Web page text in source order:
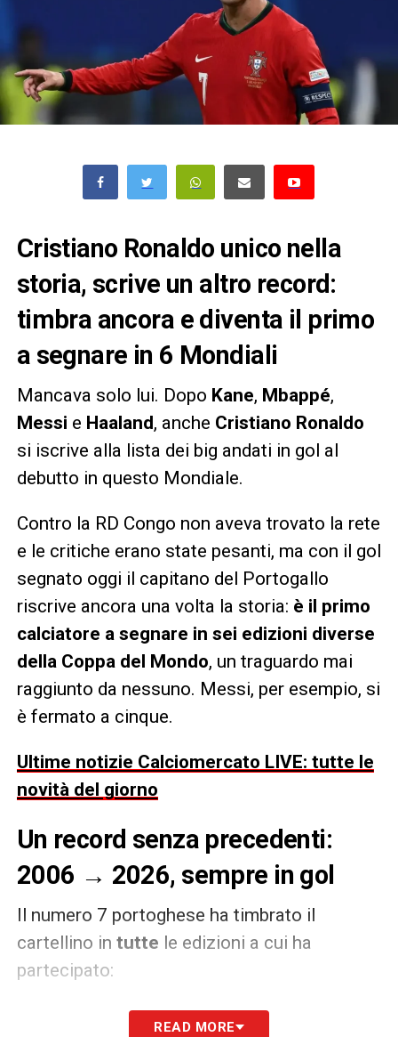
Cristiano Ronaldo unico nella
storia, scrive un altro record:
timbra ancora e diventa il primo
a segnare in 6 Mondiali
Mancava solo lui. Dopo Kane, Mbappé,
Messi e Haaland, anche Cristiano Ronaldo
si iscrive alla lista dei big andati in gol al
debutto in questo Mondiale.
Contro la RD Congo non aveva trovato la rete
e le critiche erano state pesanti, ma con il gol
segnato oggi il capitano del Portogallo
riscrive ancora una volta la storia: è il primo
calciatore a segnare in sei edizioni diverse
della Coppa del Mondo, un traguardo mai
raggiunto da nessuno. Messi, per esempio, si
è fermato a cinque.
Ultime notizie Calciomercato LIVE: tutte le
novità del giorno
Un record senza precedenti:
2006 → 2026, sempre in gol
Il numero 7 portoghese ha timbrato il
cartellino in tutte le edizioni a cui ha
partecipato:
Germania 2006
READ MORE